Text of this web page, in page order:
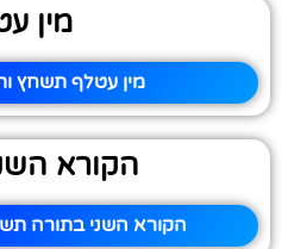
מין
מין עטלף תשחץ
הקורא
הקורא השני בתורה